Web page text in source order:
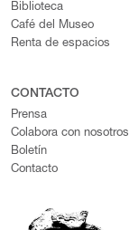
Biblioteca
Café del Museo
Renta de espacios
CONTACTO
Prensa
Colabora con nosotros
Boletín
Contacto